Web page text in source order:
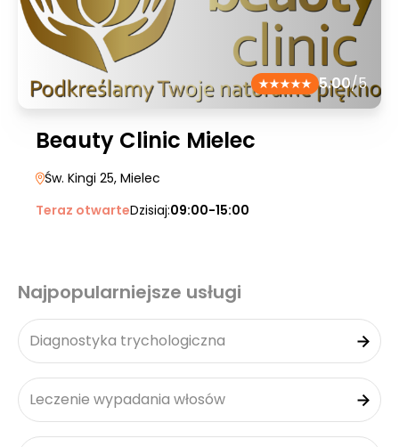
5.00/5
Beauty Clinic Mielec
Św. Kingi 25, Mielec
Teraz otwarteDzisiaj:09:00-15:00
Najpopularniejsze usługi
Diagnostyka trychologiczna
Leczenie wypadania włosów